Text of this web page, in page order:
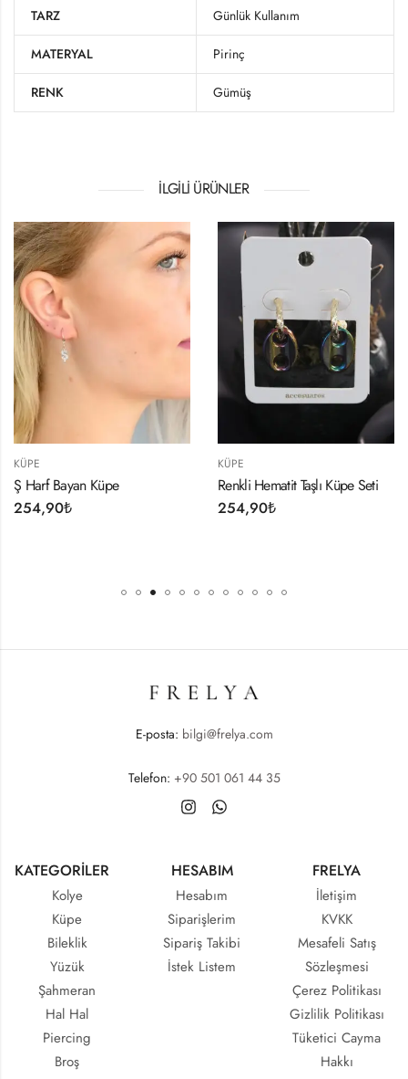
TARZ Günlük Kullanım
MATERYAL Pirinç
RENK Gümüş
İLGILI ÜRÜNLER
Küpe
Renkli Hematit Taşlı Küpe Seti
E-posta: bilgi@frelya.com
Telefon: +90 501 061 44 35
KATEGORİLER
Kolye
Küpe
Bileklik
Yüzük
Şahmeran
Hal Hal
Piercing
Broş
HESABIM
Hesabım
Siparişlerim
Sipariş Takibi
İstek Listem
FRELYA
İletişim
KVKK
Mesafeli Satış
Sözleşmesi
Çerez Politikası
Gizlilik Politikası
Tüketici Cayma
Hakkı